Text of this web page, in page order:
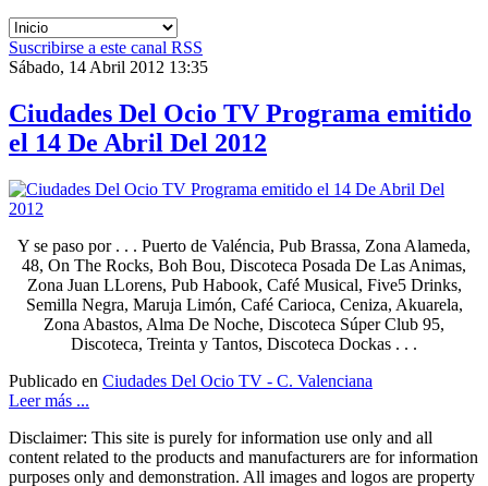
Suscribirse a este canal RSS
Sábado, 14 Abril 2012 13:35
Ciudades Del Ocio TV Programa emitido
el 14 De Abril Del 2012
Y se paso por . . . Puerto de Valéncia, Pub Brassa, Zona Alameda,
48, On The Rocks, Boh Bou, Discoteca Posada De Las Animas,
Zona Juan LLorens, Pub Habook, Café Musical, Five5 Drinks,
Semilla Negra, Maruja Limón, Café Carioca, Ceniza, Akuarela,
Zona Abastos, Alma De Noche, Discoteca Súper Club 95,
Discoteca, Treinta y Tantos, Discoteca Dockas . . .
Publicado en Ciudades Del Ocio TV - C. Valenciana
Leer más ...
Disclaimer: This site is purely for information use only and all
content related to the products and manufacturers are for information
purposes only and demonstration. All images and logos are property